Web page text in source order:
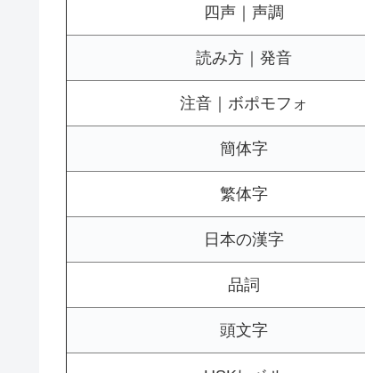
四声｜声調
読み方｜発音
注音｜ボポモフォ
簡体字
繁体字
日本の漢字
品詞
頭文字